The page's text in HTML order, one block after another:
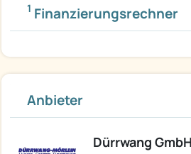
1 Finanzierungsrechner
Anbieter
Dürrwang